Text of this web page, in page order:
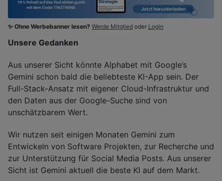
✨ Ohne Werbebanner lesen? Werde Mitglied oder Login
Unsere Gedanken
Aus unserer Sicht könnte Alphabet mit Google’s
Gemini schon bald die beliebteste KI-App sein. Der
Full-Stack-Ansatz mit eigener Cloud-Infrastruktur und
den Daten aus der Google-Suche sind von
unschätzbarem Wert.
Wir nutzen seit einigen Monaten Gemini zum
Entwickeln von Software Projekten, zur Recherche und
zur Unterstützung für Social Media Posts. Aus unserer
Sicht ist Gemini aktuell die beste KI auf dem Markt.